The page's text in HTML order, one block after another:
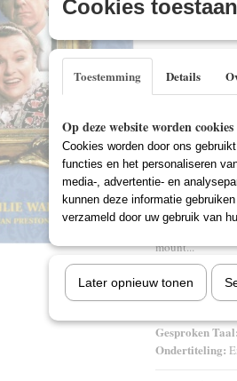
Let Op... Import
In a small shop
run their antique
who is always
widowed is
ladies` man
mount...
Titel: Acorn
Gesproken Taal:
Ondertiteling:
Cookies
Toestemming Details
Op deze website worden
Cookies worden door ons
functies en het personaliseren
media-, advertentie- en
kunnen deze informatie
verzameld door uw gebruik van
Later opnieuw tonen